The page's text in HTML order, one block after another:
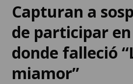
Capturan a
de participar
donde falleció
miamor”